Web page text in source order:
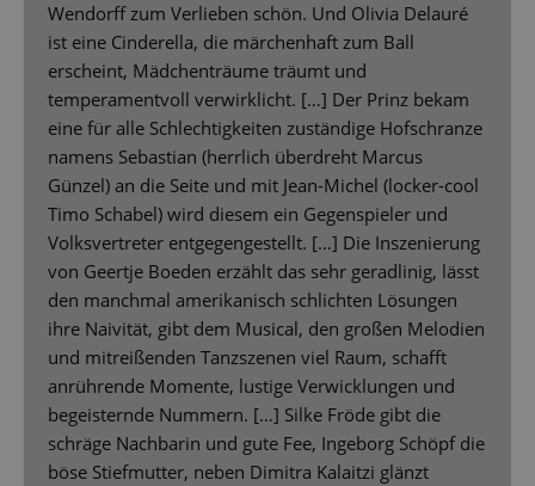
Wendorff zum Verlieben schön. Und Olivia Delauré
ist eine Cinderella, die märchenhaft zum Ball
erscheint, Mädchenträume träumt und
temperamentvoll verwirklicht. […] Der Prinz bekam
eine für alle Schlechtigkeiten zuständige Hofschranze
namens Sebastian (herrlich überdreht Marcus
Günzel) an die Seite und mit Jean-Michel (locker-cool
Timo Schabel) wird diesem ein Gegenspieler und
Volksvertreter entgegengestellt. […] Die Inszenierung
von Geertje Boeden erzählt das sehr geradlinig, lässt
den manchmal amerikanisch schlichten Lösungen
ihre Naivität, gibt dem Musical, den großen Melodien
und mitreißenden Tanzszenen viel Raum, schafft
anrührende Momente, lustige Verwicklungen und
begeisternde Nummern. […] Silke Fröde gibt die
schräge Nachbarin und gute Fee, Ingeborg Schöpf die
böse Stiefmutter, neben Dimitra Kalaitzi glänzt